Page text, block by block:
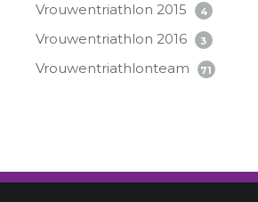
Vrouwentriathlon 2015 4
Vrouwentriathlon 2016 3
Vrouwentriathlonteam 71